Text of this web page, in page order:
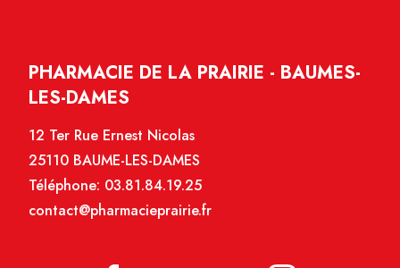
PHARMACIE DE LA PRAIRIE - BAUMES-
LES-DAMES
12 Ter Rue Ernest Nicolas
25110 BAUME-LES-DAMES
Téléphone: 03.81.84.19.25
contact@pharmacieprairie.fr